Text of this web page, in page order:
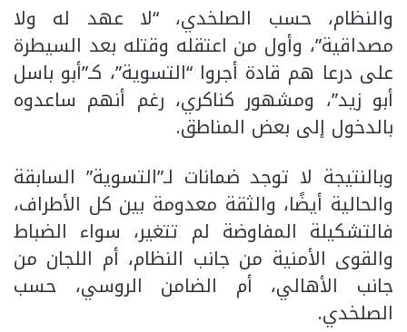
والنظام، حسب الصلخدي، “لا عهد له ولا
مصداقية”، وأول من اعتقله وقتله بعد السيطرة
على درعا هم قادة أجروا “التسوية”، كـ”أبو باسل
أبو زيد”، ومشهور كناكري، رغم أنهم ساعدوه
بالدخول إلى بعض المناطق.
وبالنتيجة لا توجد ضمانات لـ”التسوية” السابقة
والحالية أيضًا، والثقة معدومة بين كل الأطراف،
فالتشكيلة المفاوضة لم تتغير، سواء الضباط
والقوى الأمنية من جانب النظام، أم اللجان من
جانب الأهالي، أم الضامن الروسي، حسب
الصلخدي.